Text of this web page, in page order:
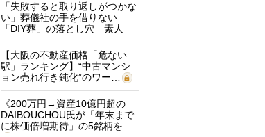
「失敗すると取り返しがつかな
い」葬儀社の手を借りない
「DIY葬」の落とし穴 素人
に…
【大阪の不動産価格「危ない
駅」ランキング】“中古マンシ
ョン売れ行き鈍化”のワー…
《200万円→資産10億円超の
DAIBOUCHOU氏が「年末まで
に株価倍増期待」の5銘柄を…